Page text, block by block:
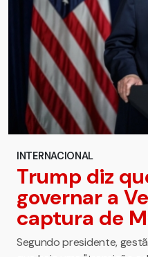
INTERNACIONAL
Trump diz
governar a
captura de
Segundo presidente,